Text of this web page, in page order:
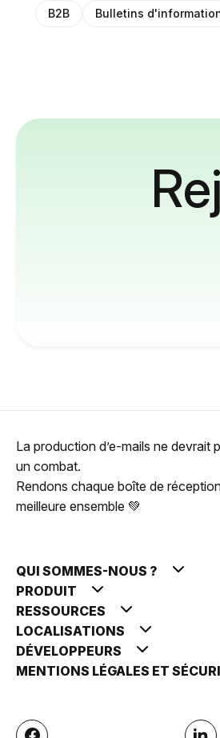
B2B Bulletins
La production d’e-mails ne devrait
un combat.
Rendons chaque boîte de
meilleure ensemble 💚
QUI SOMMES-NOUS ?
PRODUIT
RESSOURCES
LOCALISATIONS
DÉVELOPPEURS
MENTIONS LÉGALES ET